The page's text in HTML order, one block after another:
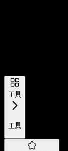
工具
工具